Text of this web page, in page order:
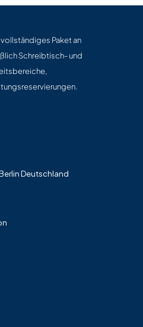
Paket an
Schreibtisch- und
Deutschland